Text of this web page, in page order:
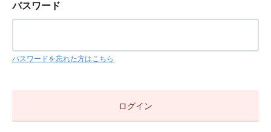
パスワード
パスワードを忘れた方はこちら